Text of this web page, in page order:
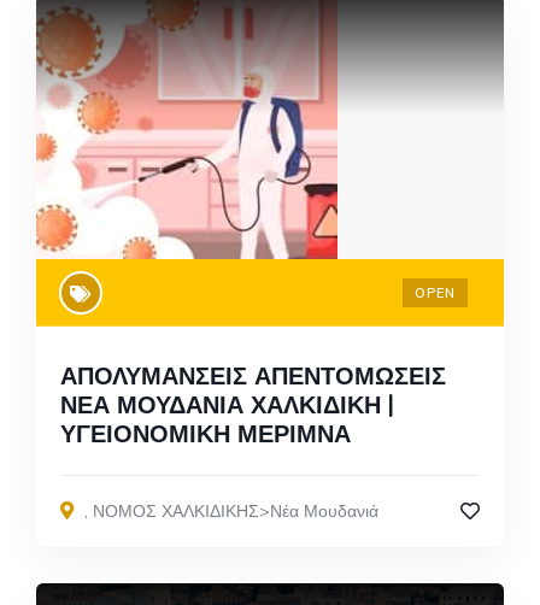
OPEN
ΑΠΟΛΥΜΑΝΣΕΙΣ ΑΠΕΝΤΟΜΩΣΕΙΣ
ΝΕΑ ΜΟΥΔΑΝΙΑ ΧΑΛΚΙΔΙΚΗ |
ΥΓΕΙΟΝΟΜΙΚΗ ΜΕΡΙΜΝΑ
, ΝΟΜΟΣ ΧΑΛΚΙΔΙΚΗΣ>Νέα Μουδανιά